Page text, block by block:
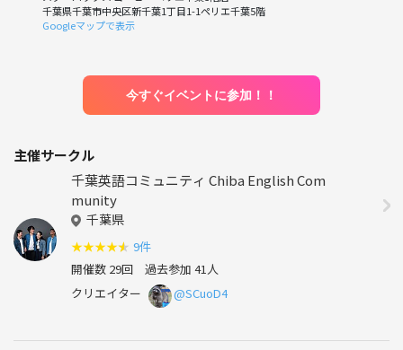
千葉県千葉市中央区新千葉1丁目1-1ペリエ千葉5階
Googleマップで表示
今すぐイベントに参加！！
主催サークル
千葉英語コミュニティ Chiba English Com
munity
千葉県
★★★★★ 9件
開催数 29回 過去参加 41人
クリエイター
@SCuoD4